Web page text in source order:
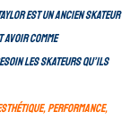
est un ancien skateur
comme
les skateurs qu’ils
performance,